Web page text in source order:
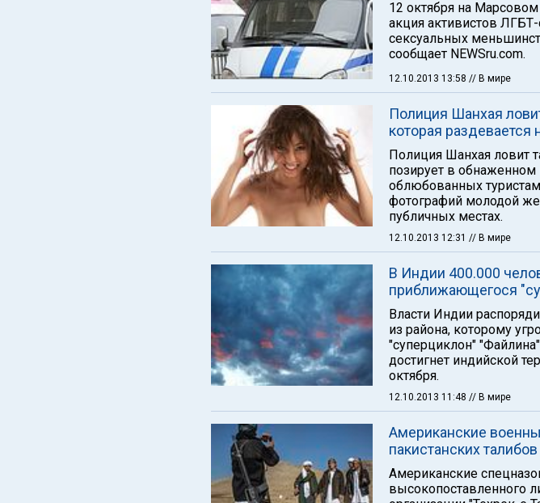
12 октября на
акция активистов
сексуальных
сообщает NEWSru.com.
12.10.2013 13:58 // В мире
Полиция Шанхая
которая раздевается
Полиция Шанхая ловит
позирует в
облюбованных
фотографий молодой
публичных местах.
12.10.2013 12:31 // В мире
В Индии 400.000
приближающегося
Власти Индии
из района, которому
"суперциклон"
достигнет индийской
октября.
12.10.2013 11:48 // В мире
Американские
пакистанских талибов
Американские
высокопоставленного